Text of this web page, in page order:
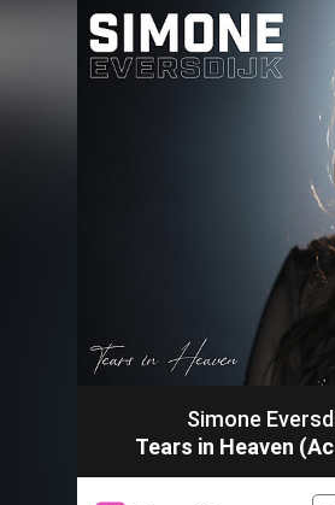
Simone
Tears in Heaven